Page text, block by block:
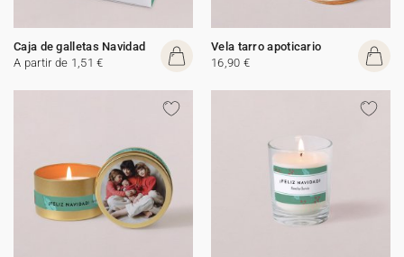
Caja de galletas Navidad
A partir de 1,51 €
Vela tarro apoticario
16,90 €